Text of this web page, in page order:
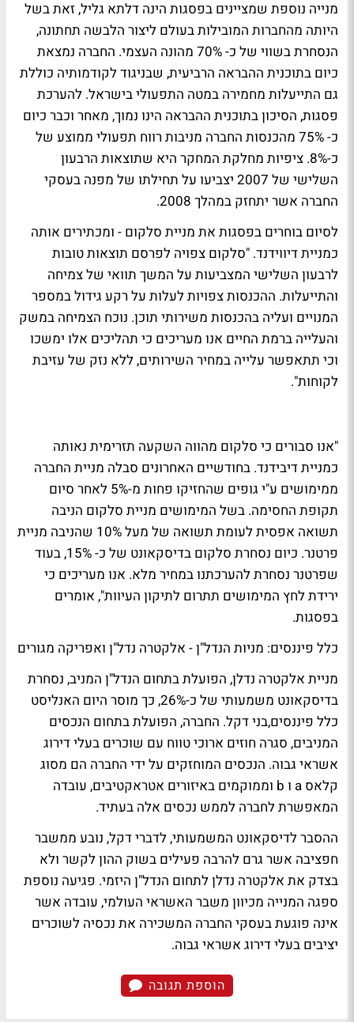
מנייה נוספת שמציינים בפסגות הינה דלתא גליל, זאת בשל
היותה מהחברות המובילות בעולם ליצור הלבשה תחתונה,
הנסחרת בשווי של כ- 70% מהונה העצמי. החברה נמצאת
כיום בתוכנית ההבראה הרביעית, שבניגוד לקודמותיה כוללת
גם התייעלות מחמירה במטה התפעולי בישראל. להערכת
פסגות, הסיכון בתוכנית ההבראה הינו נמוך, מאחר וכבר כיום
כ- 75% מהכנסות החברה מניבות רווח תפעולי ממוצע של
כ-8%. ציפיות מחלקת המחקר היא שתוצאות הרבעון
השלישי של 2007 יצביעו על תחילתו של מפנה בעסקי
החברה אשר יתחזק במהלך 2008.
לסיום בוחרים בפסגות את מניית סלקום - ומכתירים אותה
כמניית דיווידנד. "סלקום צפויה לפרסם תוצאות טובות
לרבעון השלישי המצביעות על המשך תוואי של צמיחה
והתייעלות. ההכנסות צפויות לעלות על רקע גידול במספר
המנויים ועליה בהכנסות משירותי תוכן. נוכח הצמיחה במשק
והעלייה ברמת החיים אנו מעריכים כי תהליכים אלו ימשכו
וכי תתאפשר עלייה במחיר השירותים, ללא נזק של עזיבת
לקוחות".
"אנו סבורים כי סלקום מהווה השקעה תזרימית נאותה
כמניית דיבידנד. בחודשיים האחרונים סבלה מניית החברה
ממימושים ע"י גופים שהחזיקו פחות מ-5% לאחר סיום
תקופת החסימה. בשל המימושים מניית סלקום הניבה
תשואה אפסית לעומת תשואה של מעל 10% שהניבה מניית
פרטנר. כיום נסחרת סלקום בדיסקאונט של כ- 15%, בעוד
שפרטנר נסחרת להערכתנו במחיר מלא. אנו מעריכים כי
ירידת לחץ המימושים תתרום לתיקון העיוות", אומרים
בפסגות.
כלל פיננסים: מניות הנדל"ן - אלקטרה נדל"ן ואפריקה מגורים
מניית אלקטרה נדלן, הפועלת בתחום הנדל"ן המניב, נסחרת
בדיסקאונט משמעותי של כ-26%, כך מוסר היום האנליסט
כלל פיננסים,בני דקל. החברה, הפועלת בתחום הנכסים
המניבים, סגרה חוזים ארוכי טווח עם שוכרים בעלי דירוג
אשראי גבוה. הנכסים המוחזקים על ידי החברה הם מסוג
קלאס a ו b וממוקמים באיזורים אטראקטיבים, עובדה
המאפשרת לחברה לממש נכסים אלה בעתיד.
ההסבר לדיסקאונט המשמעותי, לדברי דקל, נובע ממשבר
חפציבה אשר גרם להרבה פעילים בשוק ההון לקשר ולא
בצדק את אלקטרה נדלן לתחום הנדל"ן היזמי. פגיעה נוספת
ספגה המנייה מכיוון משבר האשראי העולמי, עובדה אשר
אינה פוגעת בעסקי החברה המשכירה את נכסיה לשוכרים
יציבים בעלי דירוג אשראי גבוה.
הוספת תגובה